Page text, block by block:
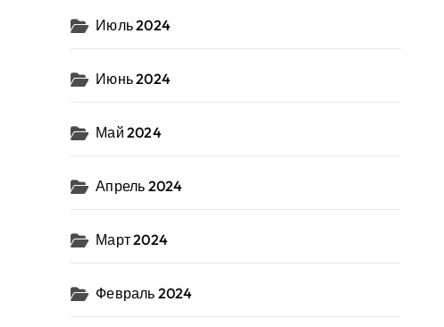
Июль 2024
Июнь 2024
Май 2024
Апрель 2024
Март 2024
Февраль 2024